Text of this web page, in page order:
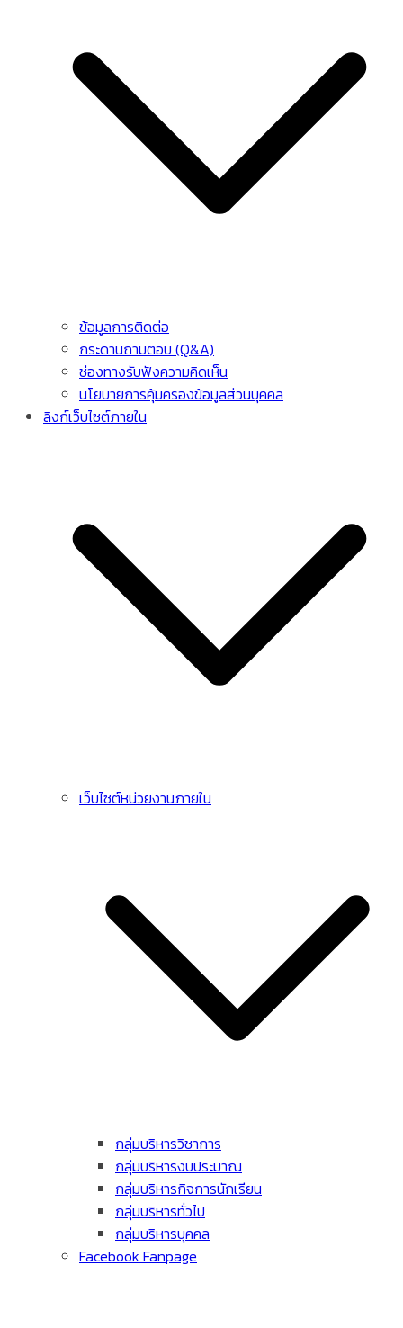
ข้อมูลการติดต่อ
กระดานถามตอบ (Q&A)
ช่องทางรับฟังความคิดเห็น
นโยบายการคุ้มครองข้อมูลส่วนบุคคล
ลิงก์เว็บไซต์ภายใน
เว็บไซต์หน่วยงานภายใน
กลุ่มบริหารวิชาการ
กลุ่มบริหารงบประมาณ
กลุ่มบริหารกิจการนักเรียน
กลุ่มบริหารทั่วไป
กลุ่มบริหารบุคคล
Facebook Fanpage